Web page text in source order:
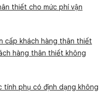
thiết cho mức phí vận
cấp khách hàng thân thiết
hàng thân thiết không
tính phụ có định dạng không